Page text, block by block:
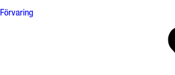
Förvaring